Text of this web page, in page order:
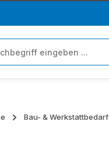
Bau- & Werkstattbedarf